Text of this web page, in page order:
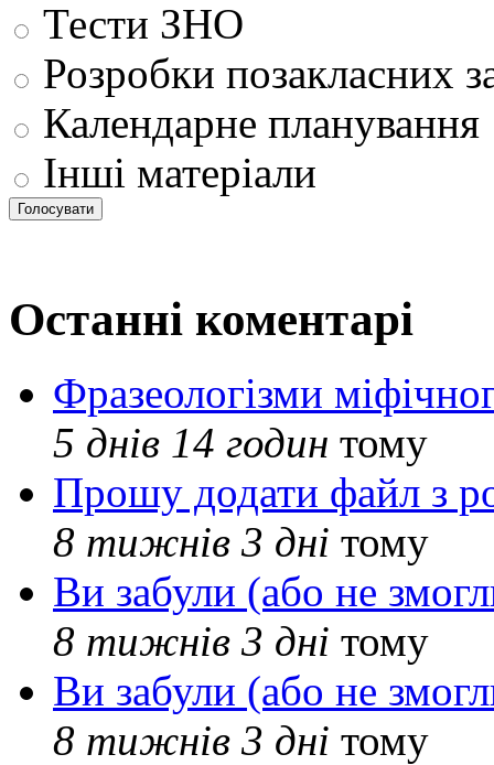
Тести ЗНО
Розробки позакласних
Календарне планування
Інші матеріали
Останні коментарі
Фразеологізми
5 днів 14 годин тому
Прошу додати файл з
8 тижнів 3 дні тому
Ви забули (або не
8 тижнів 3 дні тому
Ви забули (або не
8 тижнів 3 дні тому